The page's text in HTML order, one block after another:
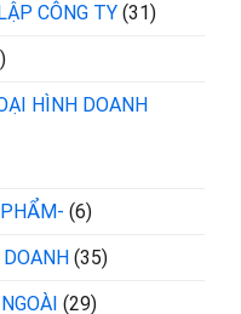
CÔNG TY (31)
HÌNH DOANH
(6)
(35)
(29)